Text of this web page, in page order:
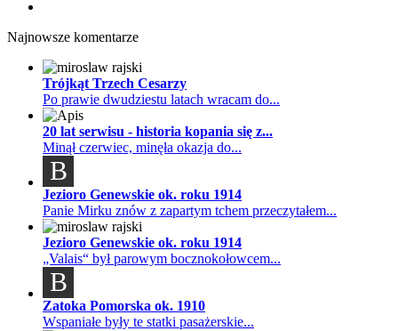
Najnowsze komentarze
Trójkąt Trzech Cesarzy
Po prawie dwudziestu latach wracam do...
20 lat serwisu - historia kopania się z...
Minął czerwiec, minęła okazja do...
B
Jezioro Genewskie ok. roku 1914
Panie Mirku znów z zapartym tchem przeczytałem...
Jezioro Genewskie ok. roku 1914
„Valais“ był parowym bocznokołowcem...
B
Zatoka Pomorska ok. 1910
Wspaniałe były te statki pasażerskie...